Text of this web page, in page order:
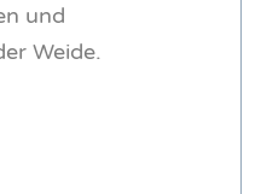
und
Weide.